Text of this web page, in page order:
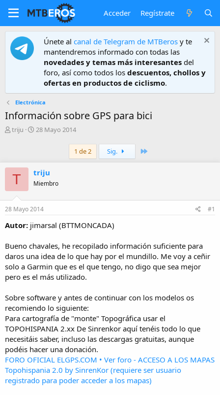
Acceder Regístrate
Únete al canal de Telegram de MTBeros y te
mantendremos informado con todas las
novedades y temas más interesantes del
foro, así como todos los descuentos, chollos y
ofertas en productos de ciclismo.
Electrónica
Información sobre GPS para bici
A
triju
F
d
e
n
i
i
28 Mayo 2014
1 de 2 Sig.
T triju
Miembro
28 Mayo 2014 #1
Autor: jimarsal (BTTMONCADA)
Bueno chavales, he recopilado información suficiente para
daros una idea de lo que hay por el mundillo. Me voy a ceñir
solo a Garmin que es el que tengo, no digo que sea mejor
pero es el más utilizado.
Sobre software y antes de continuar con los modelos os
recomiendo lo siguiente:
Para cartografía de "monte" Topográfica usar el
TOPOHISPANIA 2.xx De Sinrenkor aquí tenéis todo lo que
necesitáis saber, incluso las descargas gratuitas, aunque
podéis hacer una donación.
FORO OFICIAL ELGPS.COM • Ver foro - ACCESO A LOS MAPAS
Topohispania 2.0 by SinrenKor (requiere ser usuario
registrado para poder acceder a los mapas)